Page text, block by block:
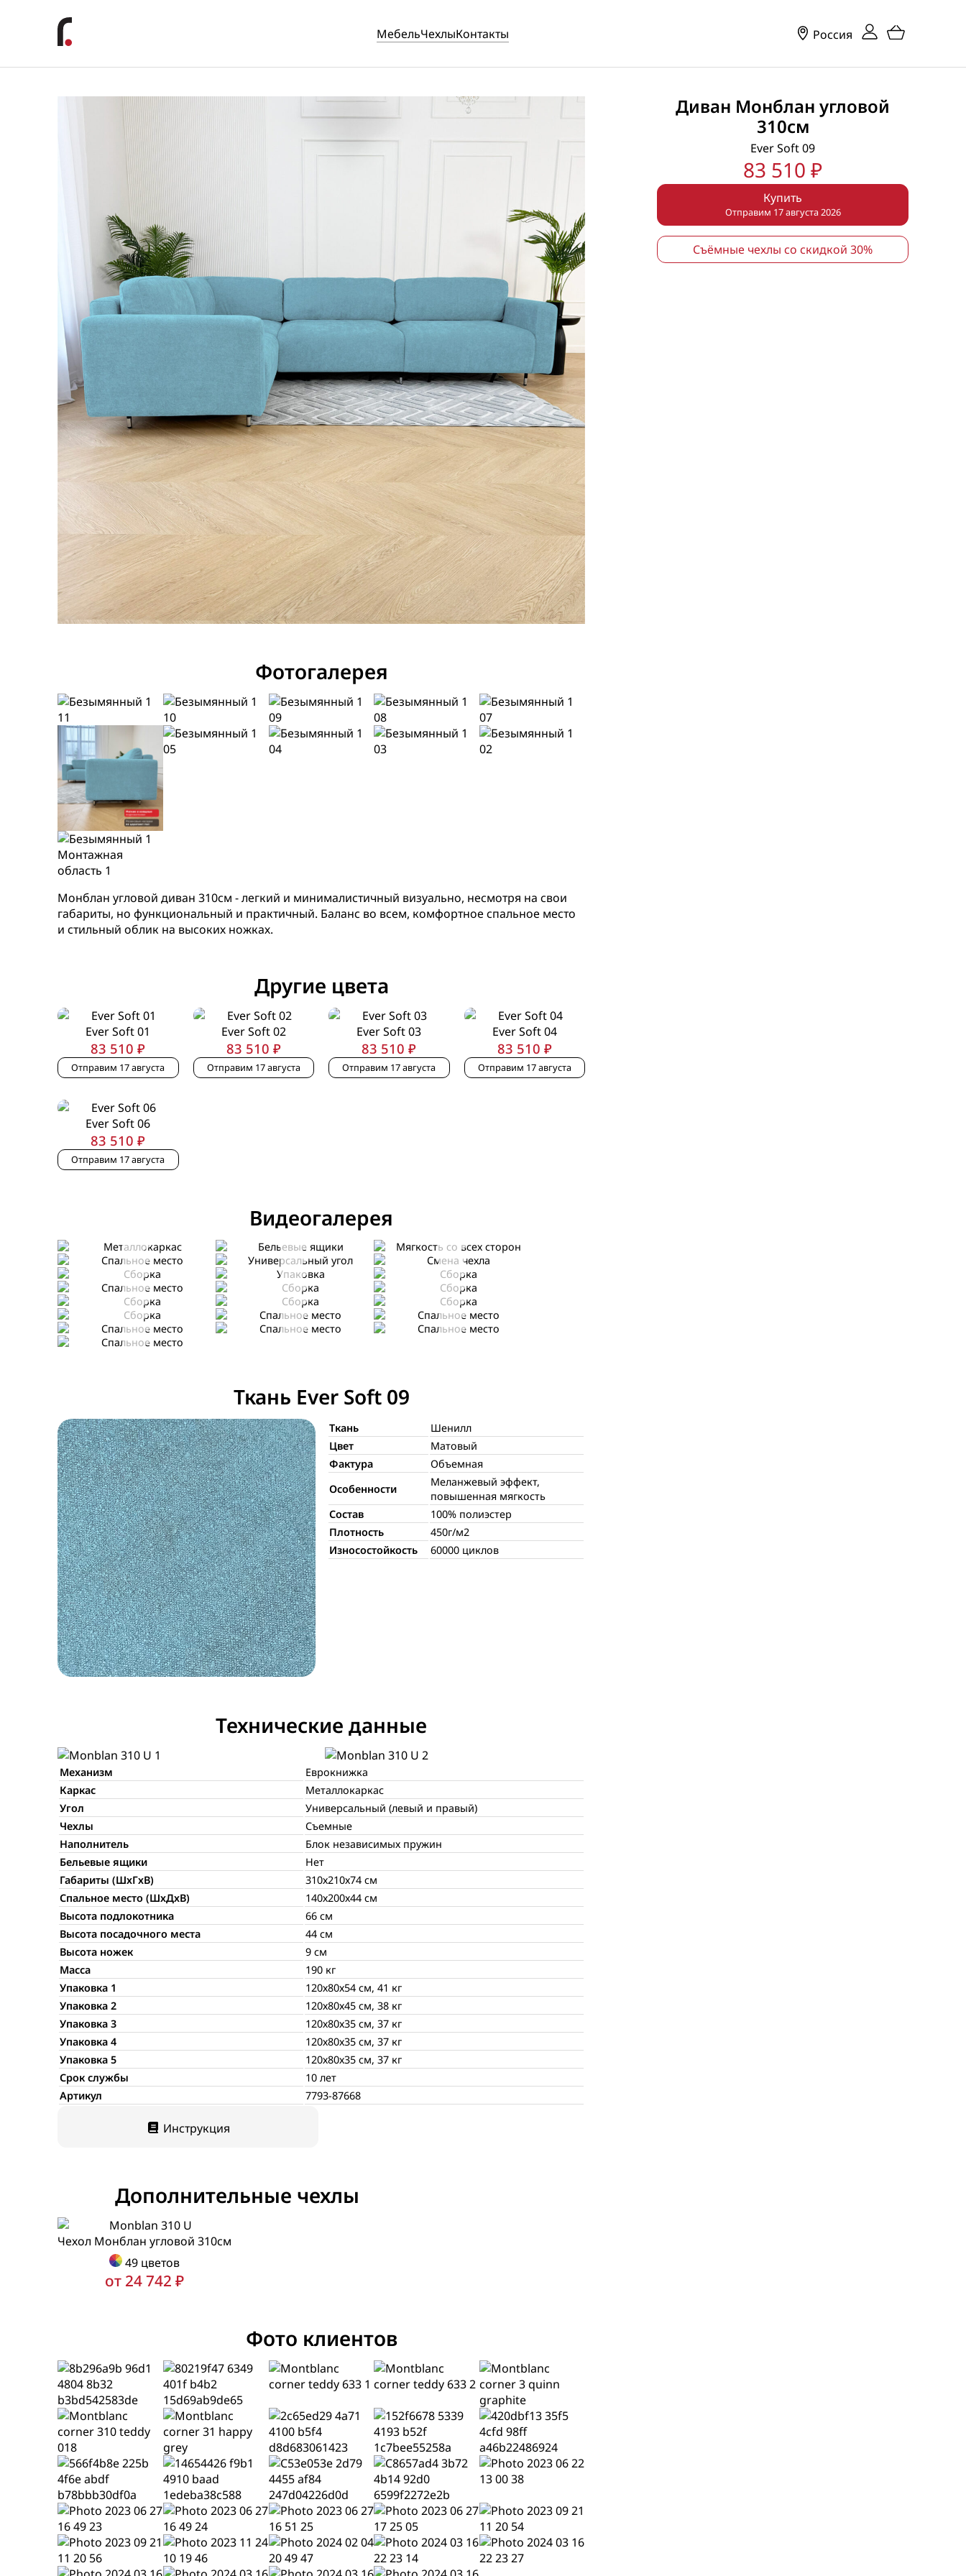
МебельЧехлыКонтакты Россия
Диван Монблан угловой
310см
Ever Soft 09
83 510 ₽
Купить
Отправим 17 августа 2026
Съёмные чехлы со скидкой 30%
Фотогалерея
Монблан угловой диван 310см - легкий и минималистичный визуально, несмотря на свои
габариты, но функциональный и практичный. Баланс во всем, комфортное спальное место
и стильный облик на высоких ножках.
Другие цвета
Ever Soft 01
83 510 ₽
Отправим 17 августа
Ever Soft 02
83 510 ₽
Отправим 17 августа
Ever Soft 03
83 510 ₽
Отправим 17 августа
Ever Soft 04
83 510 ₽
Отправим 17 августа
Ever Soft 06
83 510 ₽
Отправим 17 августа
Видеогалерея
Бельевые ящики
Спальное место
Универсальный угол
Смена чехла
Сборка
Упаковка
Сборка
Спальное место
Сборка
Спальное место
Спальное место
Спальное место
Спальное место
Спальное место
Спальное место
Ткань Ever Soft 09
Ткань
Шенилл
Цвет
Матовый
Фактура
Объемная
Особенности
Меланжевый эффект,
повышенная мягкость
Состав
100% полиэстер
Плотность
450г/м2
Износостойкость
60000 циклов
Технические данные
Механизм
Еврокнижка
Каркас
Металлокаркас
Угол
Универсальный (левый и правый)
Чехлы
Съемные
Наполнитель
Блок независимых пружин
Бельевые ящики
Нет
Габариты (ШхГхВ)
310х210х74 см
Спальное место (ШхДхВ)
140х200х44 см
Высота подлокотника
66 см
Высота посадочного места
44 см
Высота ножек
9 см
Масса
190 кг
Упаковка 1
120х80х54 см, 41 кг
Упаковка 2
120х80х45 см, 38 кг
Упаковка 3
120х80х35 см, 37 кг
Упаковка 4
120х80х35 см, 37 кг
Упаковка 5
120х80х35 см, 37 кг
Срок службы
10 лет
Артикул
7793-87668
Инструкция
Дополнительные чехлы
Чехол Монблан угловой 310см
49 цветов
от 24 742 ₽
Фото клиентов